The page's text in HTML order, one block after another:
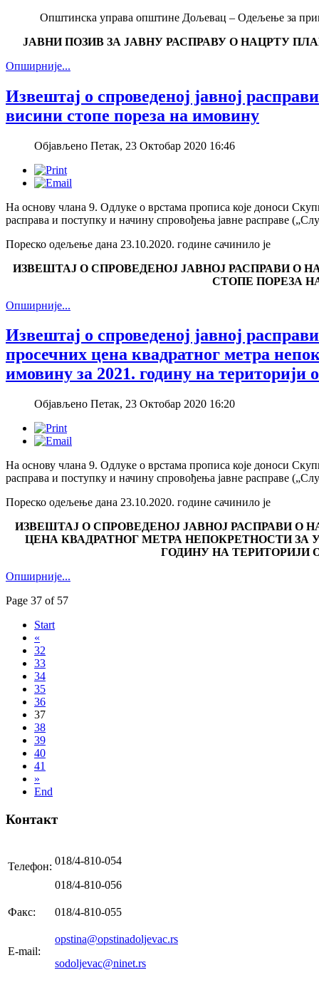
Општинска управа општине Дољевац – Одељење за
ЈАВНИ ПОЗИВ ЗА ЈАВНУ РАСПРАВУ О НАЦРТУ
Опширније...
Извештај о спроведеној јавној
висини стопе пореза на имовину
Објављено Петак, 23 Октобар 2020 16:46
На основу члана 9. Одлуке о врстама прописа које доноси
расправа и поступку и начину спровођења јавне расправе
Пореско одељење дана 23.10.2020. године сачинилo је
ИЗВЕШТАЈ О СПРОВЕДЕНОЈ ЈАВНОЈ РАСПРАВИ О
СТОПЕ ПОРЕЗА
Опширније...
Извештај о спроведеној јавној
просечних цена квадратног метра
имовину за 2021. годину на
Објављено Петак, 23 Октобар 2020 16:20
На основу члана 9. Одлуке о врстама прописа које доноси
расправа и поступку и начину спровођења јавне расправе
Пореско одељење дана 23.10.2020. године сачинилo је
ИЗВЕШТАЈ О СПРОВЕДЕНОЈ ЈАВНОЈ РАСПРАВИ
ЦЕНА КВАДРАТНОГ МЕТРА НЕПОКРЕТНОСТИ ЗА
ГОДИНУ НА
Опширније...
Page 37 of 57
Start
«
32
33
34
35
36
37
38
39
40
41
»
End
Контакт
Телефон: 018/4-810-054
018/4-810-056
Факс: 018/4-810-055
E-mail:
opstina@opstinadoljevac.rs
sodoljevac@ninet.rs